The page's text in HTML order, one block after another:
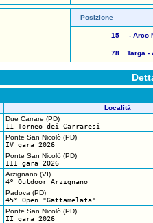
Posizione
15 - Arco
78 Targa -
Località
Due Carrare (PD)
11 Torneo dei Carraresi
Ponte San Nicolò (PD)
IV gara 2026
Ponte San Nicolò (PD)
III gara 2026
Arzignano (VI)
4º Outdoor Arzignano
Padova (PD)
45° Open "Gattamelata"
Ponte San Nicolò (PD)
II gara 2026